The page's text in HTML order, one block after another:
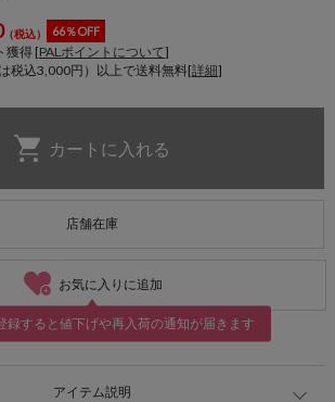
（税込） 66％OFF
獲得 [PALポイントについて]
税込3,000円）以上で送料無料[詳細]
店舗在庫
お気に入りに追加
録すると値下げや再入荷の通知が届きます
アイテム説明